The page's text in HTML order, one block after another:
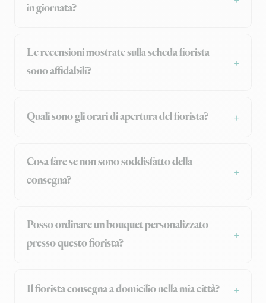
in giornata?
Le recensioni mostrate sulla scheda fiorista
sono affidabili?
Quali sono gli orari di apertura del fiorista?
Cosa fare se non sono soddisfatto della
consegna?
Posso ordinare un bouquet personalizzato
presso questo fiorista?
Il fiorista consegna a domicilio nella mia città?